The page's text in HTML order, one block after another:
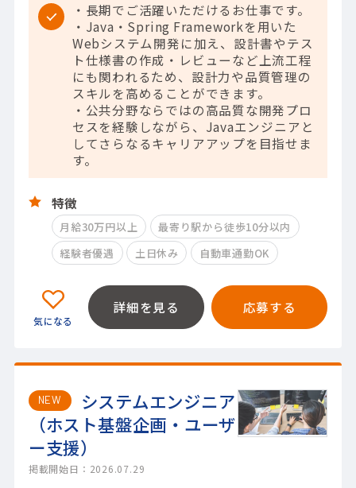
・長期でご活躍いただけるお仕事です。
・Java・Spring Frameworkを用いた
Webシステム開発に加え、設計書やテス
ト仕様書の作成・レビューなど上流工程
にも関われるため、設計力や品質管理の
スキルを高めることができます。
・公共分野ならではの高品質な開発プロ
セスを経験しながら、Javaエンジニアと
してさらなるキャリアアップを目指せま
す。
特徴
月給30万円以上
最寄り駅から徒歩10分以内
経験者優遇
土日休み 自動車通勤OK
詳細を見る 応募する
NEW
システムエンジニア
（ホスト基盤企画・ユーザ
ー支援）
掲載開始日：2026.07.29